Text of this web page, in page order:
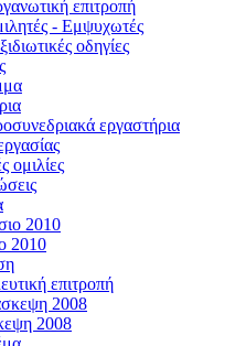
επιτροπή
- Εμψυχωτές
οδηγίες
εργαστήρια
ομιλίες
2010
2010
επιτροπή
2008
2008